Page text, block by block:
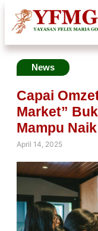
News
Capai
Market”
Mampu
April 14, 2025